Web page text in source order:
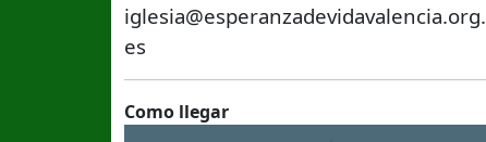
iglesia@esperanzadevidavalencia.org.
es
Como llegar